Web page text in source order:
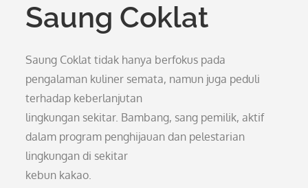
Saung Coklat
Saung Coklat tidak hanya berfokus pada
pengalaman kuliner semata, namun juga peduli
terhadap keberlanjutan
lingkungan sekitar. Bambang, sang pemilik, aktif
dalam program penghijauan dan pelestarian
lingkungan di sekitar
kebun kakao.